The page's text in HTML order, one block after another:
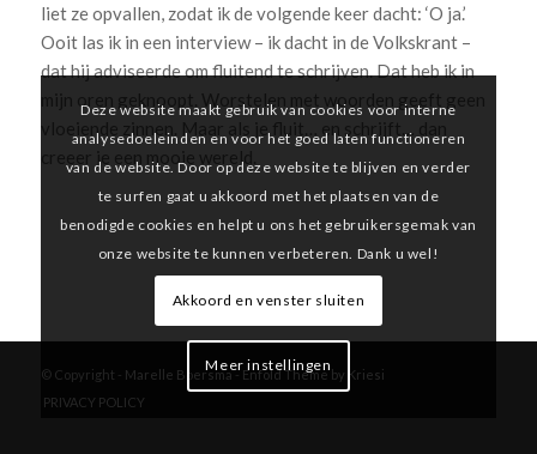
liet ze opvallen, zodat ik de volgende keer dacht: ‘O ja.’
Ooit las ik in een interview – ik dacht in de Volkskrant –
dat hij adviseerde om fluitend te schrijven. Dat heb ik in
© Copyright - Marelle Boersma- Enfold Theme by Kriesi
PRIVACY POLICY
Deze website maakt gebruik van cookies voor interne
analysedoeleinden en voor het goed laten functioneren
van de website. Door op deze website te blijven en verder
te surfen gaat u akkoord met het plaatsen van de
benodigde cookies en helpt u ons het gebruikersgemak van
onze website te kunnen verbeteren. Dank u wel!
Akkoord en venster sluiten
Meer instellingen